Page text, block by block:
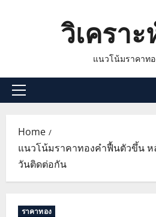
วิเครา
แนวโน้มราคาท
Primary
Home
แนวโน้มราคาทองคำฟื้นตัวขึ้น ห
วันติดต่อกัน
ราคาทอง